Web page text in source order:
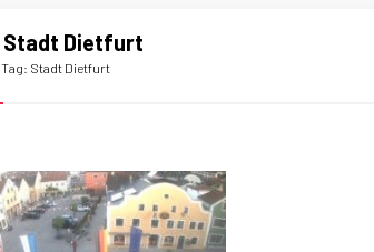
Stadt Dietfurt
Tag: Stadt Dietfurt